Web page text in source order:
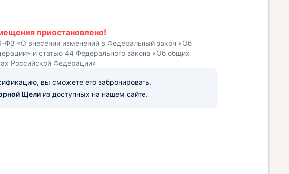
приостановлено!
ФЗ «О внесении изменений в Федеральный закон «Об
и статью 44 Федерального закона «Об общих
Российской Федерации»
вы сможете его забронировать.
Щели из доступных на нашем сайте.